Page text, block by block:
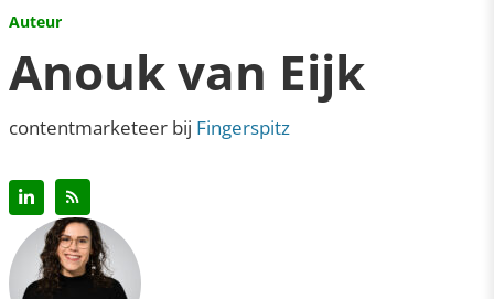
Auteur
Anouk van Eijk
contentmarketeer bij Fingerspitz